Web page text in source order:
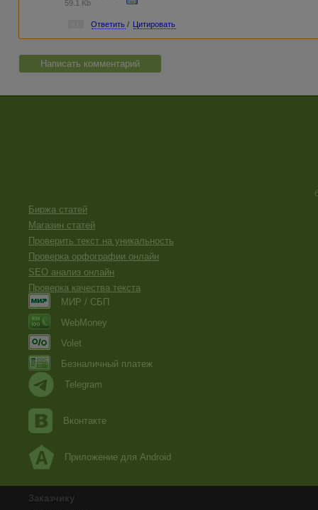
59.1 Kb
Ответить / Цитировать
Написать комментарий
Биржа статей
Магазин статей
Проверить текст на уникальность
Проверка орфографии онлайн
SEO анализ онлайн
Проверка качества текста
МИР / СБП
WebMoney
Volet
Безналичный платеж
Telegram
Вконтакте
Приложение для Android
Заказчику